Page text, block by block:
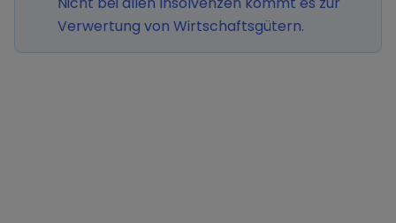
Verwertung von Wirtschaftsgütern.